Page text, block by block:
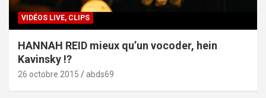
VIDÉOS LIVE, CLIPS
HANNAH REID mieux qu’un vocoder, hein
Kavinsky !?
26 octobre 2015 abds69